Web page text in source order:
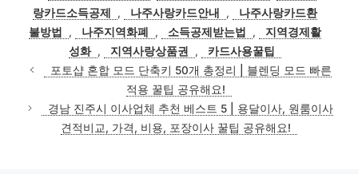
고
리
그
랑카드소득공제
, 나주사랑카드안내 ,
나주사랑카드환
불방법
, 나주지역화폐 , 소득공제받는법 ,
지역경제활
성화 , 지역사랑상품권 ,
카드사용꿀팁
포토샵 혼합 모드 단축키 50개 총정리 | 블렌딩 모드 빠른
적용 꿀팁 공유해요!
경남 진주시 이사업체 추천 베스트 5 | 용달이사, 원룸이사
견적비교, 가격, 비용, 포장이사 꿀팁 공유해요!